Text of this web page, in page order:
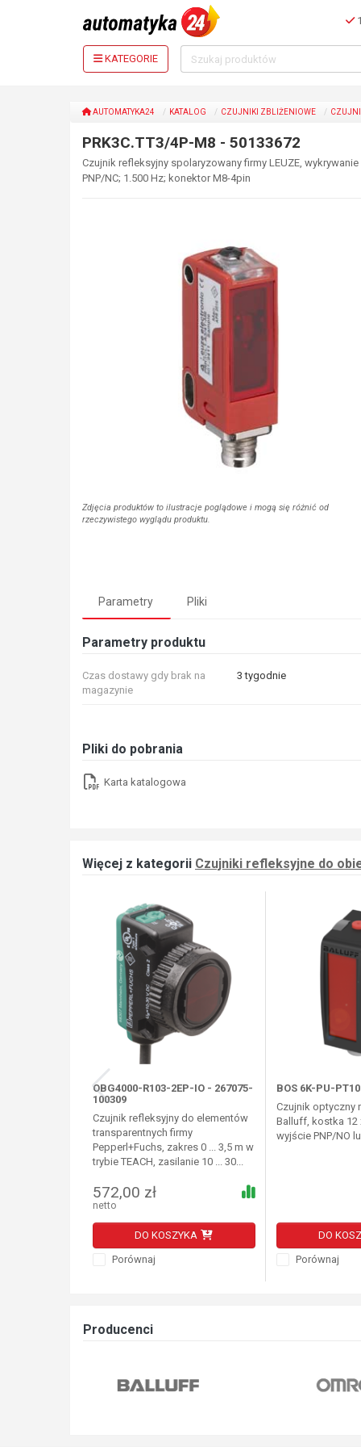
KATEGORIE
AUTOMATYKA24 KATALOG CZUJNIKI ZBLIŻENIOWE
PRK3C.TT3/4P-M8 - 50133672
Czujnik refleksyjny spolaryzowany firmy LEUZE,
PNP/NC; 1.500 Hz; konektor M8-4pin
Zdjęcia produktów to ilustracje poglądowe i mogą się różnić od
rzeczywistego wyglądu produktu.
Parametry Pliki
Parametry produktu
Czas dostawy gdy brak na
magazynie
3 tygodnie
Pliki do pobrania
Karta katalogowa
Więcej z kategorii Czujniki refleksyjne do
OBG4000-R103-2EP-IO - 267075-
100309
Czujnik refleksyjny do elementów
transparentnych firmy
Pepperl+Fuchs, zakres 0 ... 3,5 m w
trybie TEACH, zasilanie 10 ... 30...
572,00 zł
netto
DO KOSZYKA
Porównaj
BOS 6K-PU-
Czujnik optyczny
Balluff, kostka 12
wyjście PNP/NO
DO
Porównaj
Producenci